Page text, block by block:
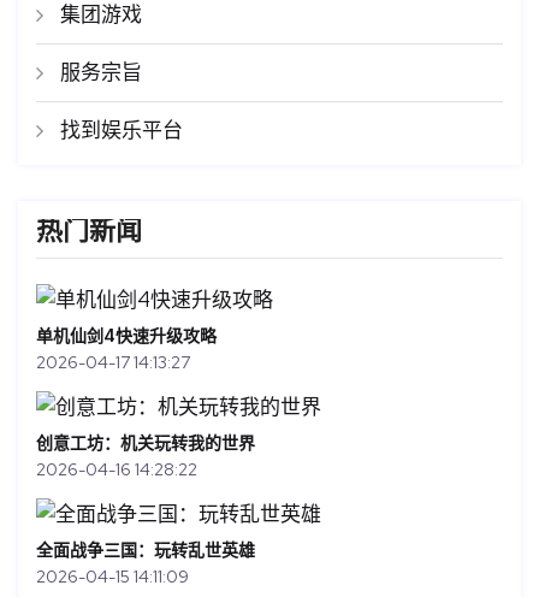
集团游戏
服务宗旨
找到娱乐平台
热门新闻
单机仙剑4快速升级攻略
2026-04-17 14:13:27
创意工坊：机关玩转我的世界
2026-04-16 14:28:22
全面战争三国：玩转乱世英雄
2026-04-15 14:11:09